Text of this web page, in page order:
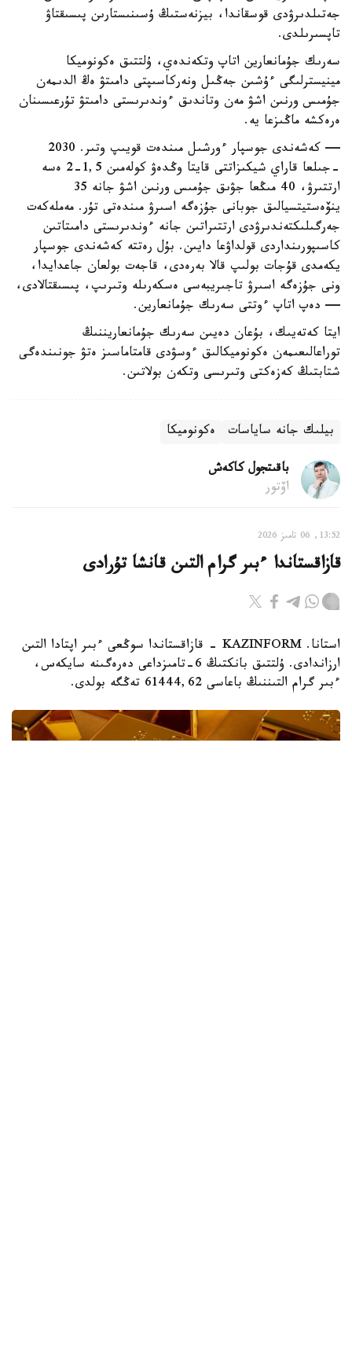
جەتىلدىرۋدى قوسقاندا، بيزنەستىڭ ۇسىنىستارىن پىسىقتاۋ
تاپسىرىلدى.
سەرىك جۇمانعارين اتاپ وتكەندەي، ۇلتتىق ەكونوميكا
مينيسترلىگى ءۇشىن جەڭىل ونەركاسىپتى دامىتۋ ەڭ الدىمەن
جۇمىس ورنىن اشۋ مەن وتاندىق ءوندىرىستى دامىتۋ تۇرعىسىنان
ەرەكشە ماڭىزعا يە.
— كەشەندى جوسپار ءورشىل مىندەت قويىپ وتىر. 2030
-جىلعا قاراي شيكىزاتتى قايتا وڭدەۋ كولەمىن 1,5-2 ەسە
ارتتىرۋ، 40 مىڭعا جۋىق جۇمىس ورنىن اشۋ جانە 35
ينۆەستيتسيالىق جوبانى جۇزەگە اسىرۋ مىندەتى تۇر. مەملەكەت
جەرگىلىكتەندىرۋدى ارتتىراتىن جانە ءوندىرىستى دامىتاتىن
كاسىپورىنداردى قولداۋعا دايىن. بۇل رەتتە كەشەندى جوسپار
يكەمدى قۇجات بولىپ قالا بەرەدى، قاجەت بولعان جاعدايدا،
ونى جۇزەگە اسىرۋ تاجىريبەسى ەسكەرىلە وتىرىپ، پىسىقتالادى،
— دەپ اتاپ ءوتتى سەرىك جۇمانعارين.
ايتا كەتەيىك، بۇعان دەيىن سەرىك جۇمانعاريننىڭ
توراعالىعىمەن ەكونوميكالىق ءوسۋدى قامتاماسىز ەتۋ جونىندەگى
شتابتىڭ كەزەكتى وتىرىسى وتكەن بولاتىن.
بيلىك جانە ساياسات ەكونوميكا
باقىتجول كاكەش
اۆتور
13:52, 06 تامىز 2026
قازاقستاندا ءبىر گرام التىن قانشا تۇرادى
استانا. KAZINFORM - قازاقستاندا سوڭعى ءبىر اپتادا التىن
ارزاندادى. ۇلتتىق بانكتىڭ 6-تامىزداعى دەرەگىنە سايكەس،
ءبىر گرام التىننىڭ باعاسى 61444,62 تەڭگە بولدى.